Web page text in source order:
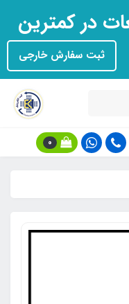
در کمترین
ثبت سفارش خارجی
0